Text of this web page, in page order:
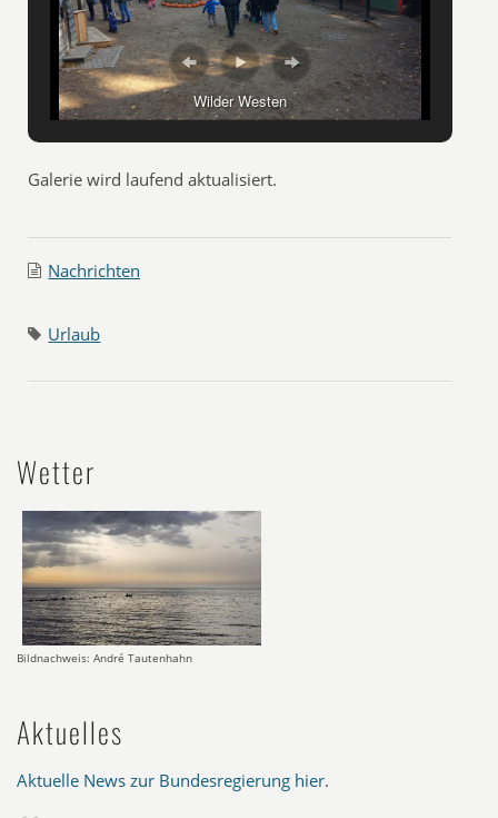
Wilder Westen
Galerie wird laufend aktualisiert.
Nachrichten
Urlaub
Wetter
Bildnachweis: André Tautenhahn
Aktuelles
Aktuelle News zur Bundesregierung hier.